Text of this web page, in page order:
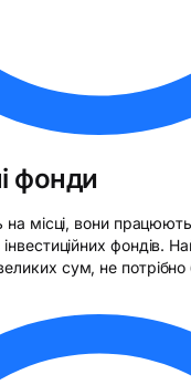
фонди
на місці, вони
фондів.
сум, не потрібно